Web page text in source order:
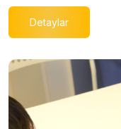
Detaylar